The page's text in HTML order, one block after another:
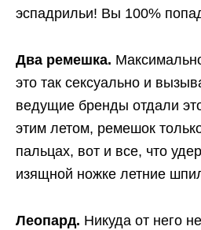
эспадрильи! Вы 100%
Два ремешка.
это так сексуально и
ведущие бренды отдали
этим летом, ремешок
пальцах, вот и все, что
изящной ножке летние
Леопард. Никуда от него